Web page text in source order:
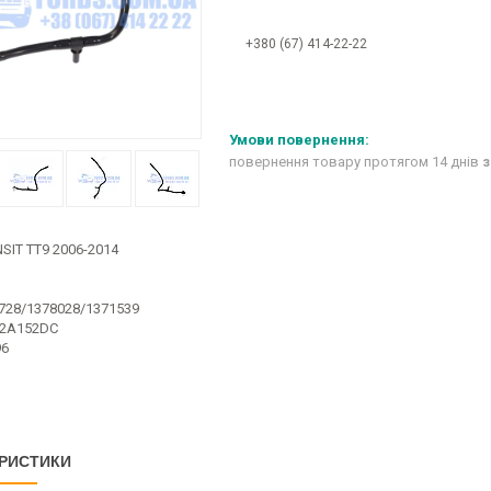
+380 (67) 414-22-22
повернення товару протягом 14 днів
TT9 2006-2014
1378028/1371539